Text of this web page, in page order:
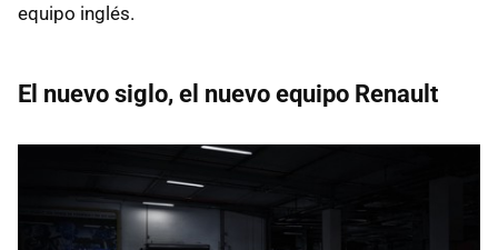
equipo inglés.
El nuevo siglo, el nuevo equipo Renault